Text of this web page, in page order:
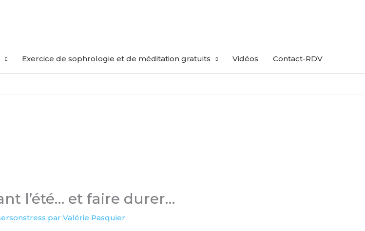
Exercice de sophrologie et de méditation gratuits Vidéos Contact-RDV
l’été… et faire durer…
par Valérie Pasquier